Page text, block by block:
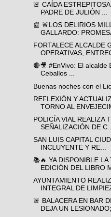
🚨 CAÍDA
PADRE DE JULIÓN ...
📰 🚨LOS DELIRIOS
GALLARDO:
FORTALECE ALCALDE
OPERATIVAS,
🔴🎥 #EnVivo: El alcalde
Ceballos ...
Buenas noches con el
REFLEXIÓN Y
TORNO AL
POLICÍA VIAL REALIZA
SEÑALIZACIÓN DE C...
SAN LUIS CAPITAL
INCLUYENTE Y RE...
📚🔥 YA DISPONIBLE LA
EDICIÓN DEL LIBRO
AYUNTAMIENTO
INTEGRAL DE
🚨 BALACERA EN BAR
DEJA UN